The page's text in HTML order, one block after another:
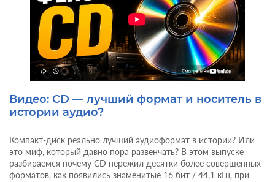
Видео: CD — лучший формат и носитель в
истории аудио?
Компакт-диск реально лучший аудиоформат в истории? Или
это миф, который давно пора развенчать? В этом выпуске
разбираемся почему CD пережил десятки более совершенных
форматов, как появились знаменитые 16 бит / 44,1 кГц, при